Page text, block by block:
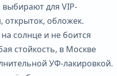
выбирают для VIP-
обложек.
солнце и не боится
стойкость, в Москве
УФ-лакировкой.